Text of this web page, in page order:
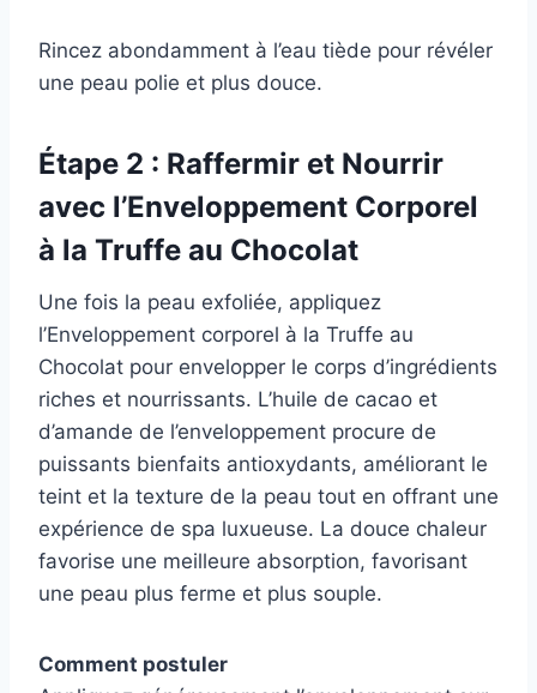
Rincez abondamment à l’eau tiède pour révéler
une peau polie et plus douce.
Étape 2 : Raffermir et Nourrir
avec l’Enveloppement Corporel
à la Truffe au Chocolat
Une fois la peau exfoliée, appliquez
l’Enveloppement corporel à la Truffe au
Chocolat pour envelopper le corps d’ingrédients
riches et nourrissants. L’huile de cacao et
d’amande de l’enveloppement procure de
puissants bienfaits antioxydants, améliorant le
teint et la texture de la peau tout en offrant une
expérience de spa luxueuse. La douce chaleur
favorise une meilleure absorption, favorisant
une peau plus ferme et plus souple.
Comment postuler